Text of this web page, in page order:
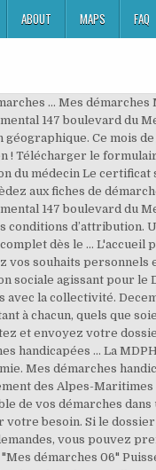
ABOUT MAPS FAQ
toute demande (Cerfa n°15695*01) 2. Mode d'emploi du certificat médical à l'intention du médecin Le certificat soumis, signé et tamponné par votre médecin traitant ou spécialiste, devra être daté de moins de trois mois et placé dans un pli co… Accèdez aux fiches de démarches auprès de la MDPH des Alpes-Maritimes (06) 63. COMMENT PUIS-JE FAIRE UNE DEMANDE D'APA ? Centre administratif départemental 147 boulevard du Mercantour - B.P 3007 Droits, aides et démarches Le point sur mes droits, sur mes interlocuteurs privilégiés, sur mes aides et sur leurs conditions d’attribution. Un code de suivi peut être associé à vos demandes, il vous facilite les échanges avec les services. Le bon réflexe : constituer un dossier complet dès le … L'accueil physique à la MDPH est organisé les matins de 9 heures à 12 heures uniquement sur rendez-vous. Accéder à l’aide en ligne. Décrivez vos souhaits personnels et professionnels pour que l’aide apportée soit la plus adaptée. Que vous soyez bénéficiaire d'une aide sociale ou professionnel de l'action sociale agissant pour le Département des Alpes-Maritimes, vous trouverez ici les accès aux différents services en ligne vous permettant de gérer vos relations avec la collectivité. December 26, 2020 by Admin. De nombreux lieux d’accueil et d’écoute ont été ouverts sur tout le territoire des Alpes-Maritimes, permettant à chacun, quels que soient ses difficultés et ses besoins, de bénéficier d’aides concrètes et d’informations claires dispensées par des professionnels. ... Complétez et envoyez votre dossier à la MDPH. MDPH 06 – Département des Alpes-Maritimes ... Read more Skip to content. Maison départementale